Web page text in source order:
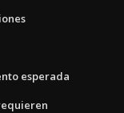
esperada